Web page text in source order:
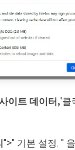
이트 데이터,'클
">" 기본 설정. "